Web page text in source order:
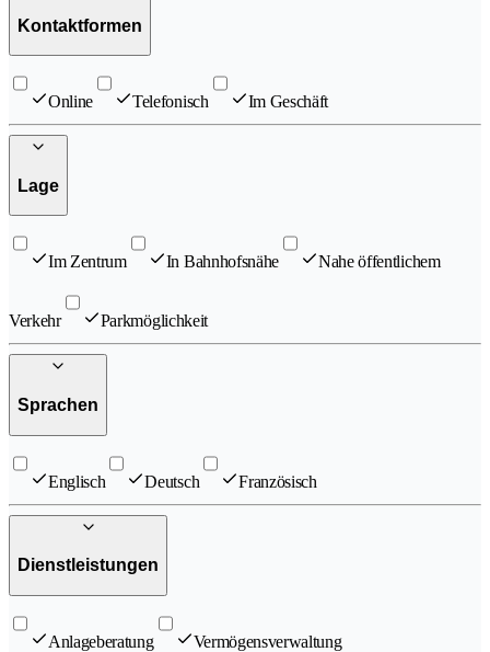
Kontaktformen
Online Telefonisch Im Geschäft
Lage
Im Zentrum In Bahnhofsnähe Nahe öffentlichem
Verkehr Parkmöglichkeit
Sprachen
Englisch Deutsch Französisch
Dienstleistungen
Anlageberatung Vermögensverwaltung